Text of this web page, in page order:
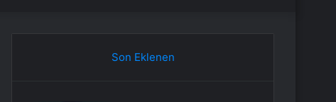
Son Eklenen